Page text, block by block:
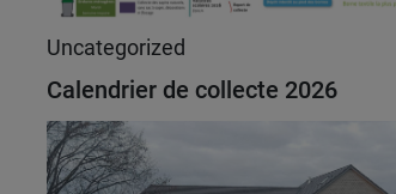
Uncategorized
Calendrier de collecte 2026
Lire l'actualité